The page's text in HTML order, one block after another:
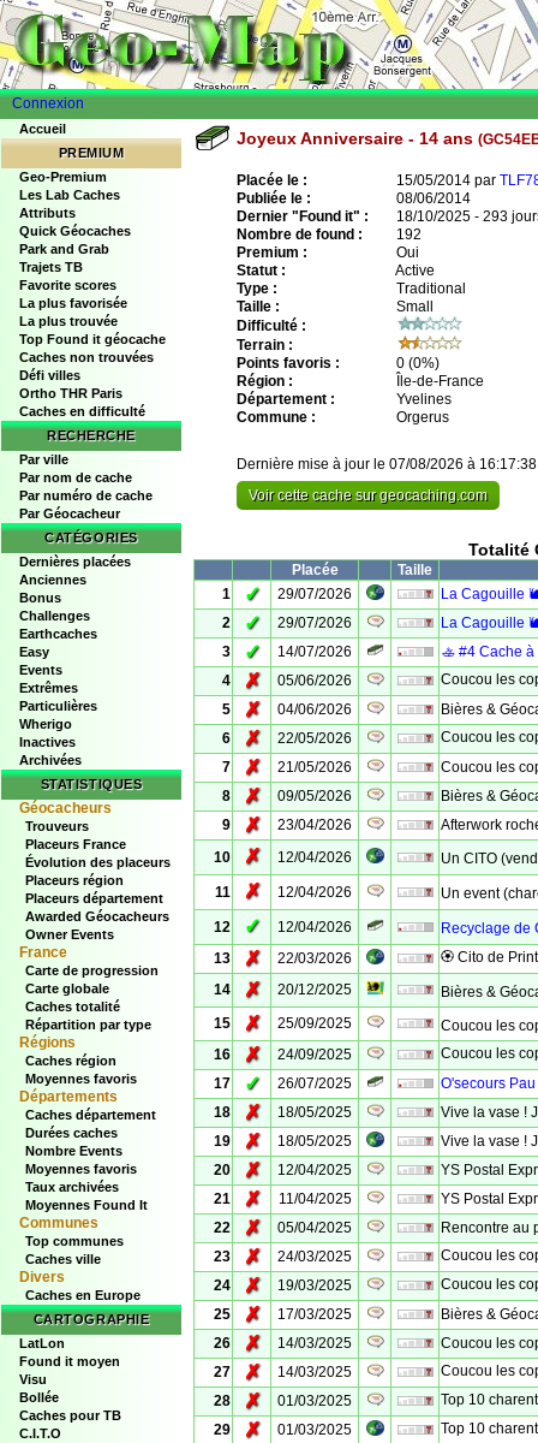
Connexion
Accueil
PREMIUM
Geo-Premium
Les Lab Caches
Attributs
Quick Géocaches
Park and Grab
Trajets TB
Favorite scores
La plus favorisée
La plus trouvée
Top Found it géocache
Caches non trouvées
Défi villes
Ortho THR Paris
Caches en difficulté
RECHERCHE
Par ville
Par nom de cache
Par numéro de cache
Par Géocacheur
CATÉGORIES
Dernières placées
Anciennes
Bonus
Challenges
Earthcaches
Easy
Events
Extrêmes
Particulières
Wherigo
Inactives
Archivées
STATISTIQUES
Géocacheurs
Trouveurs
Placeurs France
Évolution des placeurs
Placeurs région
Placeurs département
Awarded Géocacheurs
Owner Events
France
Carte de progression
Carte globale
Caches totalité
Répartition par type
Régions
Caches région
Moyennes favoris
Départements
Caches département
Durées caches
Nombre Events
Moyennes favoris
Taux archivées
Moyennes Found It
Communes
Top communes
Caches ville
Divers
Caches en Europe
CARTOGRAPHIE
LatLon
Found it moyen
Visu
Bollée
Caches pour TB
C.I.T.O
Joyeux Anniversaire - 14 ans
Placée le : 15/05/2014 par
Publiée le :
08/06/2014
Dernier "Found it" :
18/10/2025 - 293
Nombre de found :
192
Premium :
Oui
Statut :
Active
Type :
Traditional
Taille :
Small
Difficulté :
Terrain :
Points favoris :
0 (0%)
Région :
Île-de-France
Département :
Yvelines
Commune :
Orgerus
Dernière mise à jour le 07/08/2026 à 16:17:38
Voir cette cache sur geocaching.com
Totalité
Placée
Taille
1
✓ 29/07/2026
La Cagouille
2
✓ 29/07/2026
La Cagouille
3
✓ 14/07/2026
🚣 #4 Cache
4
✗ 05/06/2026
Coucou les
5
✗ 04/06/2026
Bières &
6
✗ 22/05/2026
Coucou les
7
✗ 21/05/2026
Coucou les
8
✗ 09/05/2026
Bières &
9
✗ 23/04/2026
Afterwork
10
✗ 12/04/2026
Un CITO
11
✗ 12/04/2026
Un event
12
✓ 12/04/2026
Recyclage de
13
✗ 22/03/2026
🏵 Cito de
14
✗ 20/12/2025
Bières &
15
✗ 25/09/2025
Coucou les
16
✗ 24/09/2025
Coucou les
17
✓ 26/07/2025
O'secours
18
✗ 18/05/2025
Vive la vase !
19
✗ 18/05/2025
Vive la vase !
20
✗ 12/04/2025
YS Postal
21
✗ 11/04/2025
YS Postal
22
✗ 05/04/2025
Rencontre au
23
✗ 24/03/2025
Coucou les
24
✗ 19/03/2025
Coucou les
25
✗ 17/03/2025
Bières &
26
✗ 14/03/2025
Coucou les
27
✗ 14/03/2025
Coucou les
28
✗ 01/03/2025
Top 10
29
✗ 01/03/2025
Top 10